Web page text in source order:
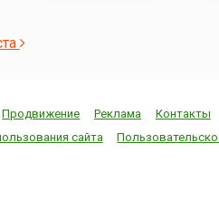
Продвижение Реклама Контакты
сайта